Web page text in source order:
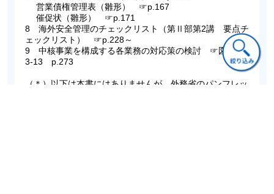
営業債権管理表（雛形） ☞p.167
催促状（雛形） ☞p.171
8 海外安全管理のチェックリスト（第Ⅱ部第2講 要点チ
ェックリスト） ☞p.228～
9 中核事業を構成する各業務の対応策の検討 ☞図表2-
3-13 p.273
（＊）以下は本書にはありませんが、外務省のパンフレッ